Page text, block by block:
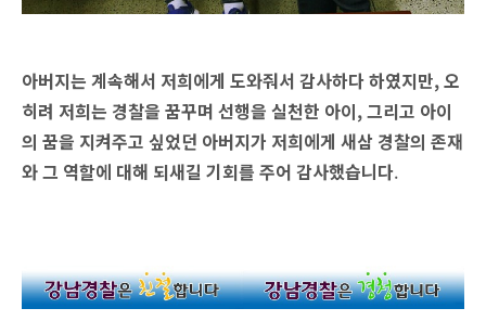
아버지는 계속해서 저희에게 도와줘서 감사하다 하였지만, 오
히려 저희는 경찰을 꿈꾸며 선행을 실천한 아이, 그리고 아이
의 꿈을 지켜주고 싶었던 아버지가 저희에게 새삼 경찰의 존재
와 그 역할에 대해 되새길 기회를 주어 감사했습니다.